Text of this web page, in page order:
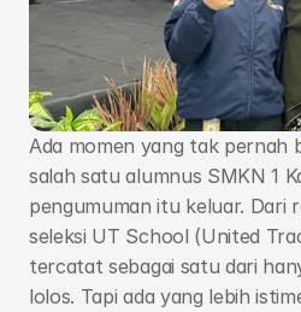
Blog
Agribisnis Ternak Unggas
Agribisnis Pertanian dan
Teknik Kendaraan
Agribisnis Perikanan Air
Bisnis Digital
Teknik Jaringan
Telekomunikasi
Animasi
Ada momen yang tak pernah
salah satu alumnus SMKN 1
pengumuman itu keluar. Dari
seleksi UT School (United
tercatat sebagai satu dari
lolos. Tapi ada yang lebih